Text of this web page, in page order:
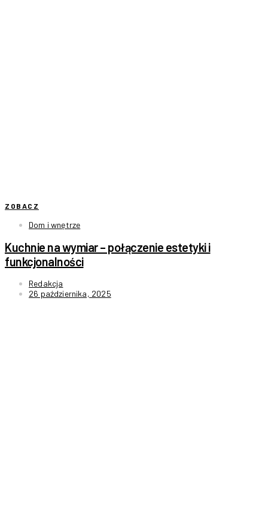
ZOBACZ
Dom i wnętrze
Kuchnie na wymiar – połączenie estetyki i
funkcjonalności
Redakcja
26 października, 2025